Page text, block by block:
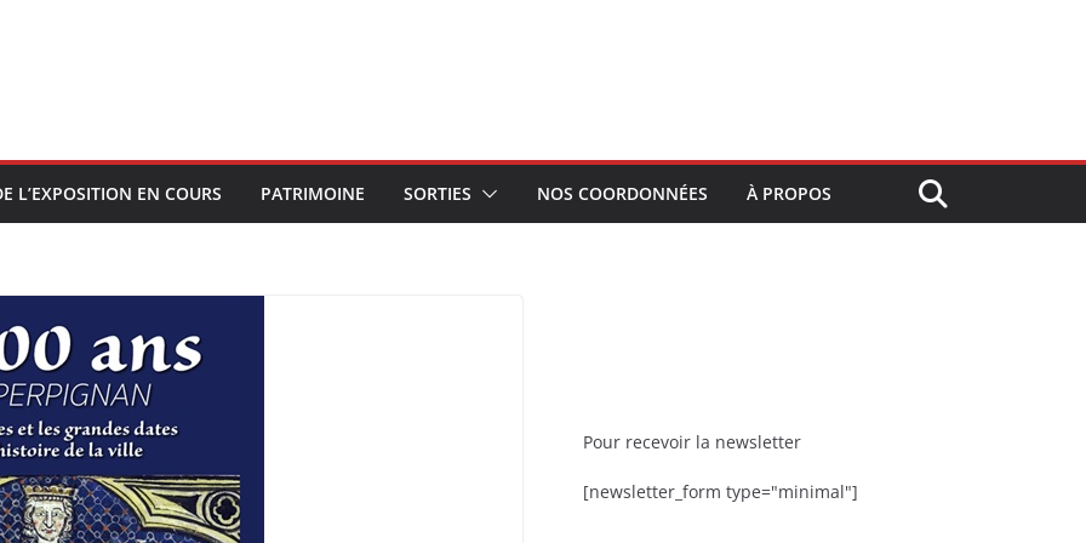
L’EXPOSITION EN COURS PATRIMOINE SORTIES NOS COORDONNÉES À PROPOS
Pour recevoir la newsletter
[newsletter_form type="minimal"]